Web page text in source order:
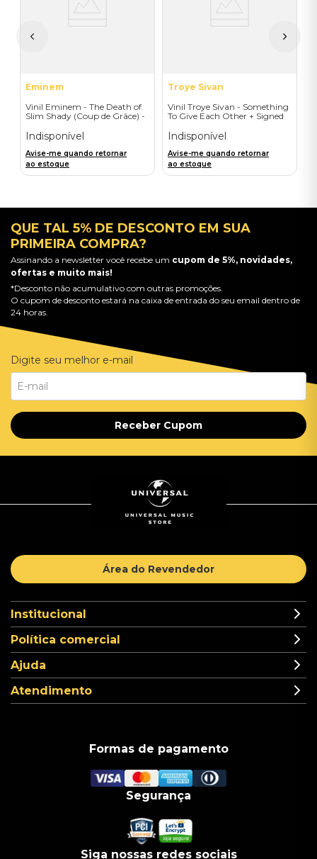
Eminem
Vinil Eminem - The Death of
Slim Shady (Coup de Grâce) -
Indisponível
Avise-me quando retornar
ao estoque
Troye Sivan
Vinil Troye Sivan - Something
To Give Each Other + Signed
Indisponível
Avise-me quando retornar
ao estoque
QUE TAL 5% DE DESCONTO EM SUA
PRIMEIRA COMPRA?
Assinando a newsletter você recebe um cupom de 5%, novidades,
ofertas e muito mais!
*Desconto não acumulativo com outras promoções.
O cupom de desconto estará na caixa de entrada do seu email dentro de
24 horas.
Digite seu melhor e-mail
Receber Cupom
Área do Revendedor
Institucional
Política comercial
Ajuda
Atendimento
Formas de pagamento
Segurança
Siga nossas redes sociais